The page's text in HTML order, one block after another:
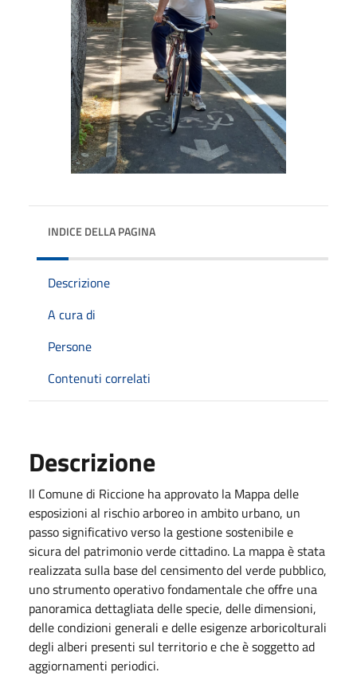
INDICE DELLA PAGINA
Descrizione
A cura di
Persone
Contenuti correlati
Descrizione
Il Comune di Riccione ha approvato la Mappa delle
esposizioni al rischio arboreo in ambito urbano, un
passo significativo verso la gestione sostenibile e
sicura del patrimonio verde cittadino. La mappa è stata
realizzata sulla base del censimento del verde pubblico,
uno strumento operativo fondamentale che offre una
panoramica dettagliata delle specie, delle dimensioni,
delle condizioni generali e delle esigenze arboricolturali
degli alberi presenti sul territorio e che è soggetto ad
aggiornamenti periodici.